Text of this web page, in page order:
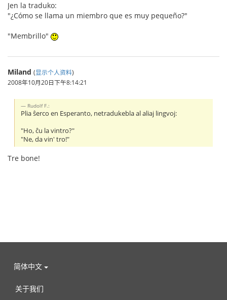
Jen la traduko:
"¿Cómo se llama un miembro que es muy pequeño?"
"Membrillo"
Miland (显示个人资料)
2008年10月20日下午8:14:21
Rudolf F.:
Plia ŝerco en Esperanto, netradukebla al aliaj lingvoj:
"Ho, ĉu la vintro?"
"Ne, da vin' tro!"
Tre bone!
简体中文
关于我们